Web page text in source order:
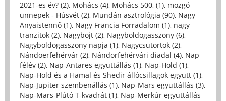
2021-es év? (2), Mohács (4), Mohács 500, (1), mozgó
ünnepek - Húsvét (2), Mundán asztrológia (90), Nagy
Anyaistennő (1), Nagy Francia Forradalom (1), nagy
tranzitok (2), Nagyböjt (2), Nagyboldogasszony (6),
Nagyboldogasszony napja (1), Nagycsütörtök (2),
Nándoerfehérvár (2), Nándorfehérvári diadal (4), Nap
félév (2), Nap-Antares együttállás (1), Nap-Hold (1),
Nap-Hold és a Hamal és Shedir állócsillagok együtt (1),
Nap-Jupiter szembenállás (1), Nap-Mars együttállás (3),
Nap-Mars-Plútó T-kvadrát (1), Nap-Merkúr együttállás